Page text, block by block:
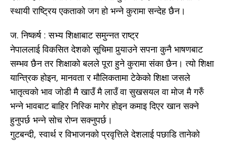
स्थायी राष्ट्रिय एकताको जग हो भन्ने कुरामा सन्देह छैन।
ज. निष्कर्ष : सभ्य शिक्षाबाट समुन्नत राष्ट्र
नेपाललाई विकसित देशको सूचिमा पुर्‍याउने सपना कुनै भाषणबाट
सम्भव छैन तर शिक्षाको बलले पूरा हुने कुरामा संका छैन। त्यो शिक्षा
यान्त्रिक होइन, मानवता र मौलिकतामा टेकेको शिक्षा जसले
भातृत्वको भाव जोडी मै खाउँ मै लाउँ वा सुखसयल वा मोज मै गरुँ
भन्ने भावबाट बाहिर निस्कि मागेर होइन कमाइ दिएर खान सक्ने
हुनुपर्छ भन्ने सोच रोप्न सक्नुपर्छ।
गुटबन्दी, स्वार्थ र विभाजनको प्रवृत्तिले देशलाई पछाडि तानेको